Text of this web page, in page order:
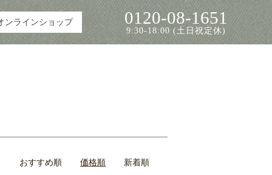
ンラインショップ 0120-08-1651
9:30-18:00 (土日祝定休)
おすすめ順 価格順 新着順